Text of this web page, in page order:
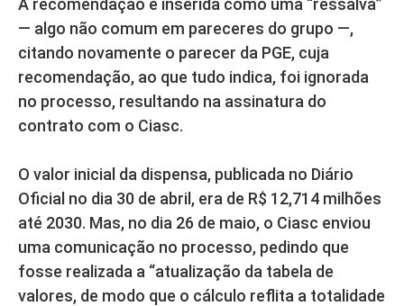
— algo não comum em pareceres do grupo —,
citando novamente o parecer da PGE, cuja
recomendação, ao que tudo indica, foi ignorada
no processo, resultando na assinatura do
contrato com o Ciasc.
O valor inicial da dispensa, publicada no Diário
Oficial no dia 30 de abril, era de R$ 12,714 milhões
até 2030. Mas, no dia 26 de maio, o Ciasc enviou
uma comunicação no processo, pedindo que
fosse realizada a “atualização da tabela de
valores, de modo que o cálculo reflita a totalidade